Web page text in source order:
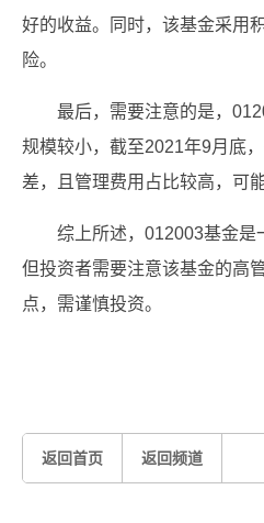
好的收益。同时，该基金采用
险。
最后，需要注意的是，
规模较小，截至2021年9月底
差，且管理费用占比较高，可
综上所述，012003基金是
但投资者需要注意该基金的高
点，需谨慎投资。
返回首页 返回频道